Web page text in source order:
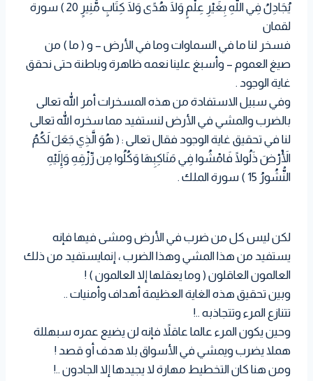
يُجَادِلُ فِي اللَّهِ بِغَيْرِ عِلْمٍ وَلَا هُدًى وَلَا كِتَابٍ مُّنِيرٍ 20 ) سورة
لقمان
فسخر لنا ما في السماوات وما في الأرض – و ( ما ) من
صيغ العموم – وأسبغ علينا نعمه ظاهرة وباطنة حتى نحقق
غاية الوجود .
وفي سبيل الاستفادة من هذه المسخرات أمر الله تعالى
بالضرب والمشي في الأرض لنستفيد مما سخره الله تعالى
لنا في تحقيق غاية الوجود فقال تعالى : ( هُوَ الَّذِي جَعَلَ لَكُمُ
الْأَرْضَ ذَلُولًا فَامْشُوا فِي مَنَاكِبِهَا وَكُلُوا مِن رِّزْقِهِ وَإِلَيْهِ
النُّشُورُ 15 ) سورة الملك .
لكن ليس كل من ضرب في الأرض ومشى فيها فإنه
يستفيد من هذا المشي وهذا الضرب ، إنمايستفيد من ذلك
العالمون العاقلون ( وما يعقلها إلا العالمون ) !
وبين تحقيق هذه الغاية العظيمة أهداف وأمنيات ..
تتنازع المرء وتتجاذبه ..!
وحين يكون المرء عالما عاقلاً فإنه لن يضيع عمره سبهللة
هملا يضرب ويمشي في الأسواق بلا هدف أو قصد !
ومن هنا كان التخطيط مهارة لا يجيدها إلا الجادون ..!